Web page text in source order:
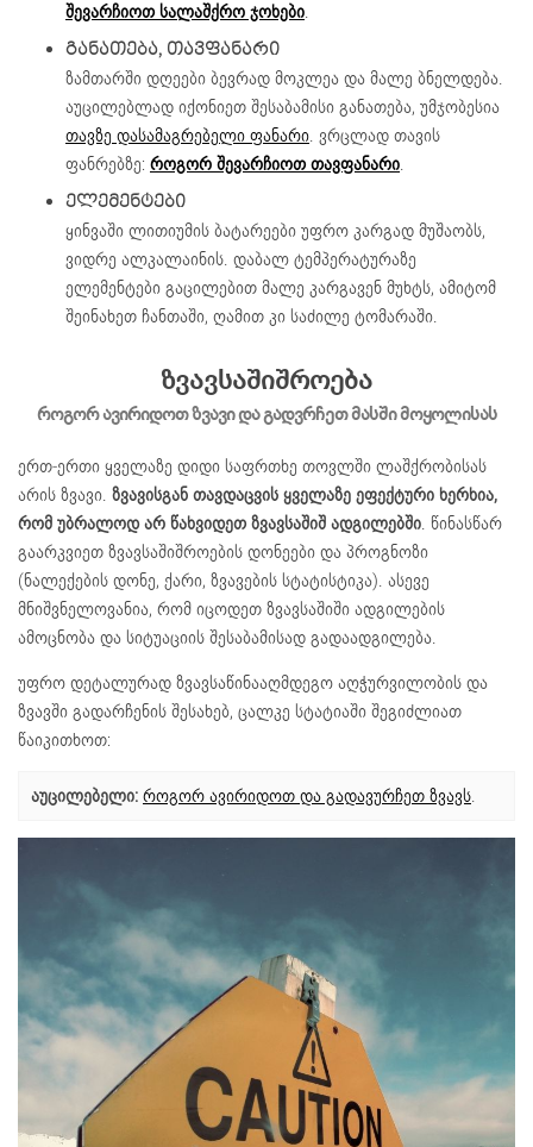
შევარჩიოთ სალაშქრო ჯოხები.
ᲒᲐᲜᲐᲗᲔᲑᲐ, ᲗᲐᲕᲤᲐᲜᲐᲠᲘ
ზამთარში დღეები ბევრად მოკლეა და მალე ბნელდება.
აუცილებლად იქონიეთ შესაბამისი განათება, უმჯობესია
თავზე დასამაგრებელი ფანარი. ვრცლად თავის
ფანრებზე: როგორ შევარჩიოთ თავფანარი.
ᲔᲚᲔᲛᲔᲜᲢᲔᲑᲘ
ყინვაში ლითიუმის ბატარეები უფრო კარგად მუშაობს,
ვიდრე ალკალაინის. დაბალ ტემპერატურაზე
ელემენტები გაცილებით მალე კარგავენ მუხტს, ამიტომ
შეინახეთ ჩანთაში, ღამით კი საძილე ტომარაში.
ზვავსაშიშროება
როგორ ავირიდოთ ზვავი და გადვრჩეთ მასში მოყოლისას
ერთ-ერთი ყველაზე დიდი საფრთხე თოვლში ლაშქრობისას
არის ზვავი. ზვავისგან თავდაცვის ყველაზე ეფექტური ხერხია,
რომ უბრალოდ არ წახვიდეთ ზვავსაშიშ ადგილებში. წინასწარ
გაარკვიეთ ზვავსაშიშროების დონეები და პროგნოზი
(ნალექების დონე, ქარი, ზვავების სტატისტიკა). ასევე
მნიშვნელოვანია, რომ იცოდეთ ზვავსაშიში ადგილების
ამოცნობა და სიტუაციის შესაბამისად გადაადგილება.
უფრო დეტალურად ზვავსაწინააღმდეგო აღჭურვილობის და
ზვავში გადარჩენის შესახებ, ცალკე სტატიაში შეგიძლიათ
წაიკითხოთ:
აუცილებელი: როგორ ავირიდოთ და გადავურჩეთ ზვავს.